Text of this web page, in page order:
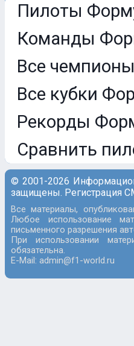
Пилоты
Команды
Все
Все кубки
Рекорды
Сравнить
© 2001-2026
защищены. Регистрация
Все материалы,
Любое использование
письменного разрешения
При использовании
обязательна.
E-Mail: admin@f1-world.ru